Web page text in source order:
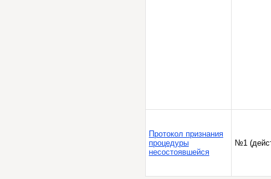
Протокол признания
процедуры
несостоявшейся
№1